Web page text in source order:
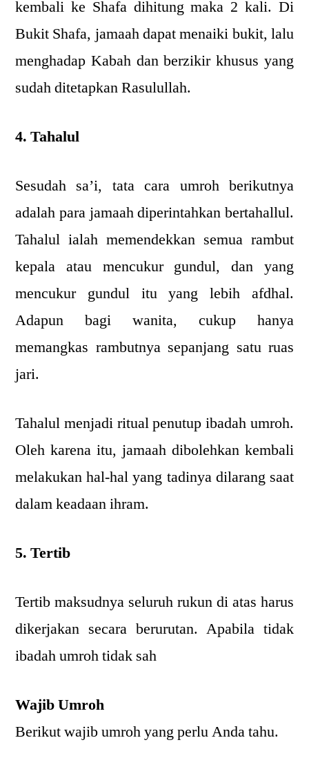
kembali ke Shafa dihitung maka 2 kali. Di
Bukit Shafa, jamaah dapat menaiki bukit, lalu
menghadap Kabah dan berzikir khusus yang
sudah ditetapkan Rasulullah.
4. Tahalul
Sesudah sa’i, tata cara umroh berikutnya
adalah para jamaah diperintahkan bertahallul.
Tahalul ialah memendekkan semua rambut
kepala atau mencukur gundul, dan yang
mencukur gundul itu yang lebih afdhal.
Adapun bagi wanita, cukup hanya
memangkas rambutnya sepanjang satu ruas
jari.
Tahalul menjadi ritual penutup ibadah umroh.
Oleh karena itu, jamaah dibolehkan kembali
melakukan hal-hal yang tadinya dilarang saat
dalam keadaan ihram.
5. Tertib
Tertib maksudnya seluruh rukun di atas harus
dikerjakan secara berurutan. Apabila tidak
ibadah umroh tidak sah
Wajib Umroh
Berikut wajib umroh yang perlu Anda tahu.